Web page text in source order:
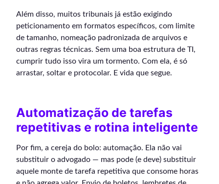
Além disso, muitos tribunais já estão exigindo
peticionamento em formatos específicos, com limite
de tamanho, nomeação padronizada de arquivos e
outras regras técnicas. Sem uma boa estrutura de TI,
cumprir tudo isso vira um tormento. Com ela, é só
arrastar, soltar e protocolar. E vida que segue.
Automatização de tarefas
repetitivas e rotina inteligente
Por fim, a cereja do bolo: automação. Ela não vai
substituir o advogado — mas pode (e deve) substituir
aquele monte de tarefa repetitiva que consome horas